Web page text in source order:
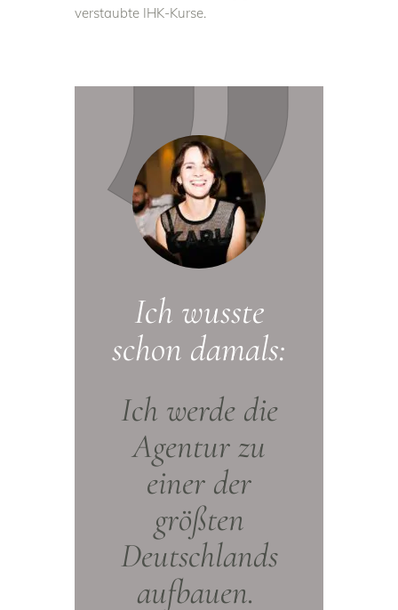
verstaubte IHK-Kurse.
Ich wusste
schon damals:
Ich werde die
Agentur zu
einer der
größten
Deutschlands
aufbauen.